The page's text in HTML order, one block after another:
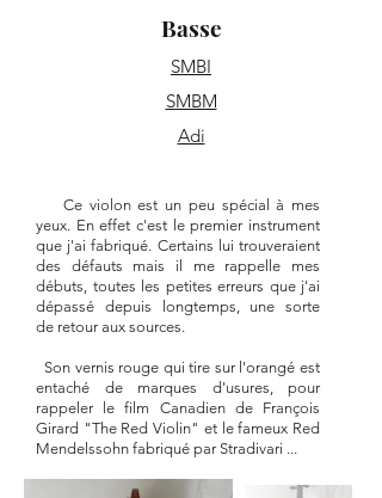
Basse
SMBI
SMBM
Adi
Ce violon est un peu spécial à mes
yeux. En effet c'est le premier instrument
que j'ai fabriqué. Certains lui trouveraient
des défauts mais il me rappelle mes
débuts, toutes les petites erreurs que j'ai
dépassé depuis longtemps, une sorte
de retour aux sources.
Son vernis rouge qui tire sur l'orangé est
entaché de marques d'usures, pour
rappeler le film Canadien de François
Girard "The Red Violin" et le fameux Red
Mendelssohn fabriqué par Stradivari ...